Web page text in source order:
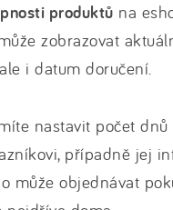
produktů na
zobrazovat
i datum doručení.
nastavit počet dnů
případně jej
může objednávat